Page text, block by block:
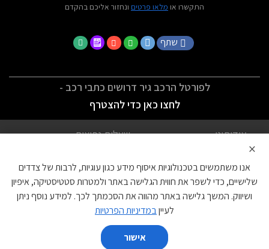
התקשרו או מלאו פרטים ונחזור אליכם בהקדם
שתף
לפורטל הרכב גיר דרושים כתבי רכב -
לחצו כאן כדי להצטרף
אודותינו
שאלות נפוצות
הצהרת נגישות
צור קשר
עוגיות
×
אנו משתמשים בטכנולוגיות איסוף מידע כגון עוגיות, לרבות של צדדים
שלישיים, כדי לשפר את חווית הגלישה באתר ולמטרות סטטיסטיקה, איפיון
ושיווק. המשך גלישה באתר מהווה את הסכמתך לכך. למידע נוסף ניתן
לעייןבמדיניות הפרטיות
אישור